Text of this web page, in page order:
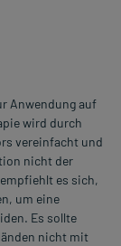
Anwendung auf
wird durch
vereinfacht und
nicht der
es sich,
um eine
Es sollte
nicht mit